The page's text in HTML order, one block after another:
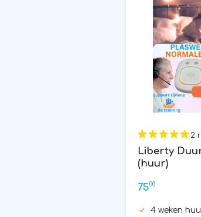
2
Liberty
(huur)
7500
4 weken